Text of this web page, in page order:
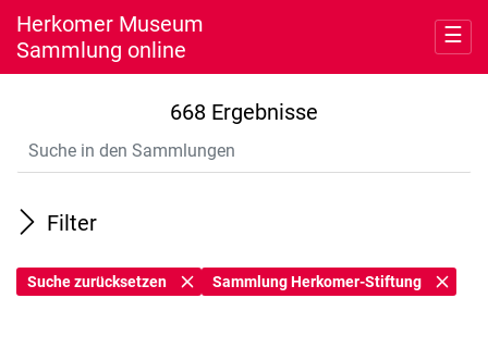
Herkomer Museum
Sammlung online
☰
Meine Sammlung
Museum
Nutzung
668 Ergebnisse
Filter
Suche zurücksetzen Sammlung Herkomer-Stiftung